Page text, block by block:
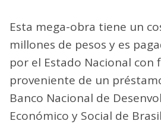
Esta mega-obra tiene un
millones de pesos y es
por el Estado Nacional con
proveniente de un
Banco Nacional de
Económico y Social de